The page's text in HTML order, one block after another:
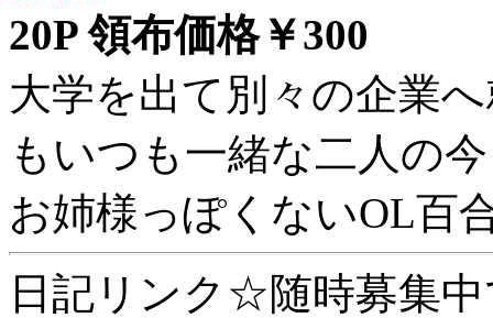
20P 領布価格￥300
大学を出て別々の企業
もいつも一緒な二人の
お姉様っぽくないOL百
日記リンク☆随時募集